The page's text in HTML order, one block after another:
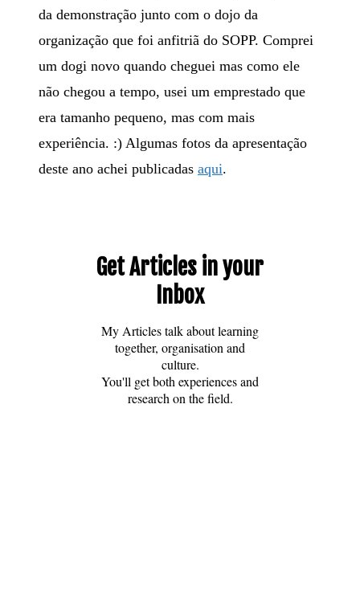
da demonstração junto com o dojo da
organização que foi anfitriã do SOPP. Comprei
um dogi novo quando cheguei mas como ele
não chegou a tempo, usei um emprestado que
era tamanho pequeno, mas com mais
experiência. :) Algumas fotos da apresentação
deste ano achei publicadas aqui.